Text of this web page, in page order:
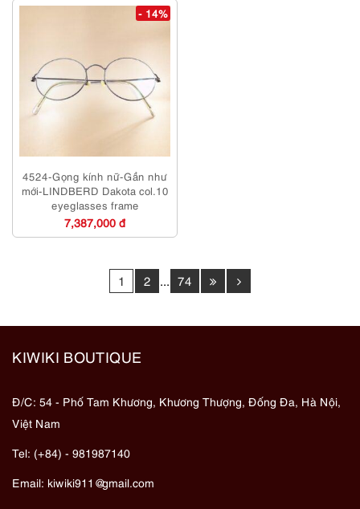
- 14%
4524-Gọng kính nữ-Gần như
mới-LINDBERD Dakota col.10
eyeglasses frame
7,387,000 đ
1 2 ... 74
KIWIKI BOUTIQUE
Đ/C: 54 - Phố Tam Khương, Khương Thượng, Đống Đa, Hà Nội,
Việt Nam
Tel: (+84) - 981987140
Email: kiwiki911@gmail.com